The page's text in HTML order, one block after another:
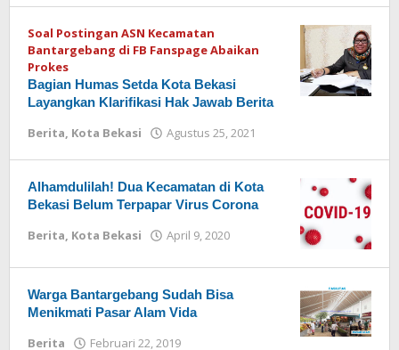
Soal Postingan ASN Kecamatan
Bantargebang di FB Fanspage Abaikan
Prokes
Bagian Humas Setda Kota Bekasi
Layangkan Klarifikasi Hak Jawab Berita
Berita, Kota Bekasi Agustus 25, 2021
Alhamdulilah! Dua Kecamatan di Kota
Bekasi Belum Terpapar Virus Corona
Berita, Kota Bekasi April 9, 2020
Warga Bantargebang Sudah Bisa
Menikmati Pasar Alam Vida
Berita Februari 22, 2019